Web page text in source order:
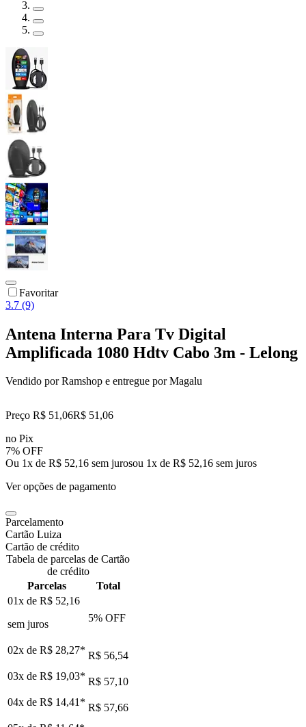
Favoritar
3.7 (9)
Antena Interna Para Tv Digital
Amplificada 1080 Hdtv Cabo 3m - Lelong
Vendido porRamshop e entregue por Magalu
Preço R$ 51,06R$ 51,06
no Pix
7% OFF
Ou 1x de R$ 52,16 sem jurosou 1x de R$ 52,16 sem juros
Ver opções de pagamento
Parcelamento
Cartão Luiza
Cartão de crédito
Tabela de parcelas de Cartão
de crédito
Parcelas
Total
01x de R$ 52,16
sem juros
5% OFF
02x de R$ 28,27* R$ 56,54
03x de R$ 19,03* R$ 57,10
04x de R$ 14,41* R$ 57,66